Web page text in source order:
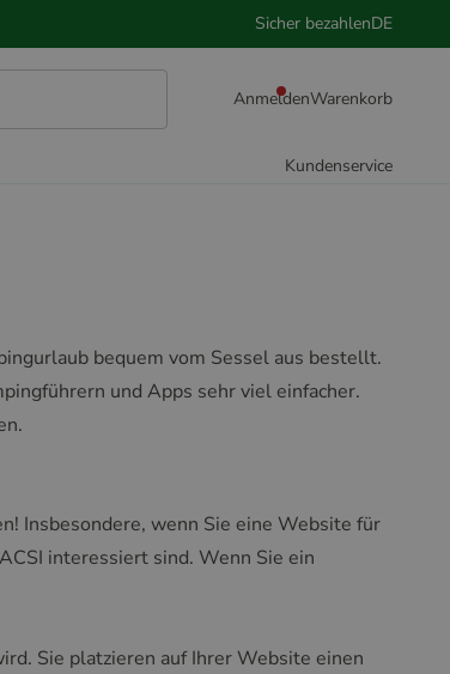
Sicher bezahlenDE
AnmeldenWarenkorb
Kundenservice
bequem vom Sessel aus bestellt.
und Apps sehr viel einfacher.
Insbesondere, wenn Sie eine Website für
interessiert sind. Wenn Sie ein
Sie platzieren auf Ihrer Website einen